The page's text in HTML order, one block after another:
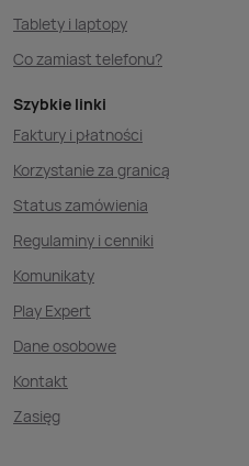
Tablety i laptopy
Co zamiast telefonu?
Szybkie linki
Faktury i płatności
Korzystanie za granicą
Status zamówienia
Regulaminy i cenniki
Komunikaty
Play Expert
Dane osobowe
Kontakt
Zasięg